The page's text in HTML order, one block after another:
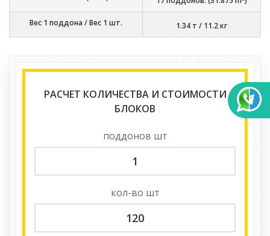
Вес 1 поддона / Вес 1 шт. 1.34 т / 11.2 кг
РАСЧЕТ КОЛИЧЕСТВА И СТОИМОСТИ
БЛОКОВ
поддонов шт
кол-во шт